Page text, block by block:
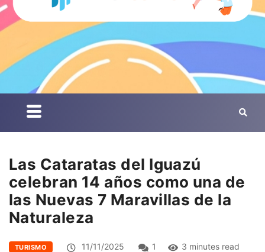
Las Cataratas del Iguazú
celebran 14 años como una de
las Nuevas 7 Maravillas de la
Naturaleza
TURISMO 11/11/2025 1 3 minutes read